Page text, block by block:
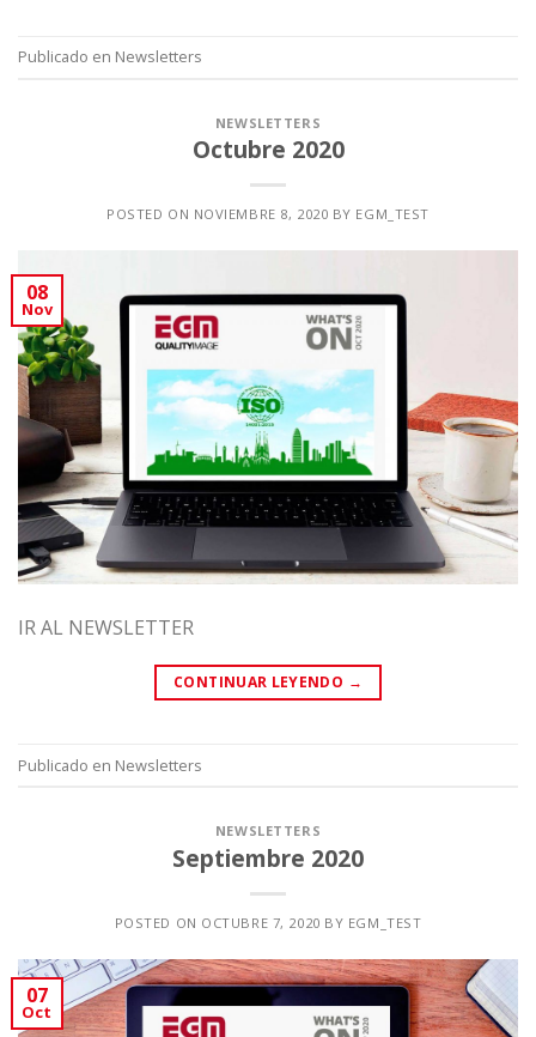
Publicado en Newsletters
NEWSLETTERS
Octubre 2020
POSTED ON NOVIEMBRE 8, 2020 BY EGM_TEST
08
Nov
IR AL NEWSLETTER
CONTINUAR LEYENDO →
Publicado en Newsletters
NEWSLETTERS
Septiembre 2020
POSTED ON OCTUBRE 7, 2020 BY EGM_TEST
07
Oct